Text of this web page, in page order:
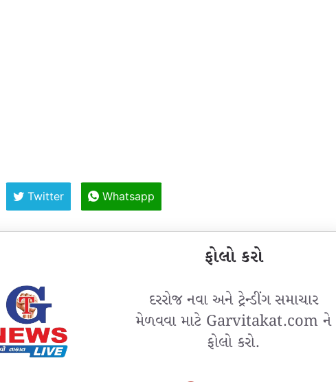
Twitter Whatsapp
ફોલો કરો
દરરોજ નવા અને ટ્રેન્ડીંગ સમાચાર
મેળવવા માટે Garvitakat.com ને
ફોલો કરો.